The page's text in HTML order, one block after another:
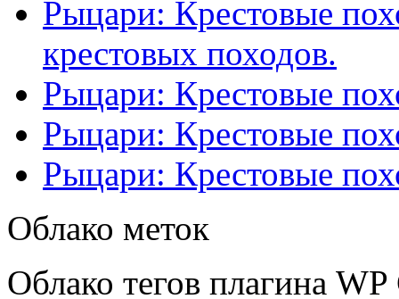
Рыцари: Крестовые
крестовых походов.
Рыцари: Крестовые
Рыцари: Крестовые
Рыцари: Крестовые
Облако меток
Облако тегов плагина